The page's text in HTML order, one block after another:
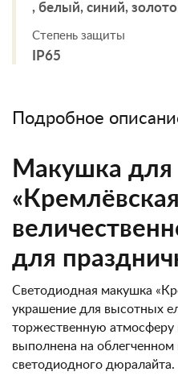
, белый, синий,
Степень защиты
IP65
Подробное
Макушка для
для
Светодиодная макушка
украшение для высотных
торжественную атмосферу
выполнена на
светодиодного дюралайта.